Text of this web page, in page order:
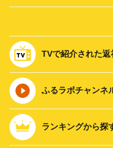
TVで紹介された
ふるラボチャンネ
ランキングから探